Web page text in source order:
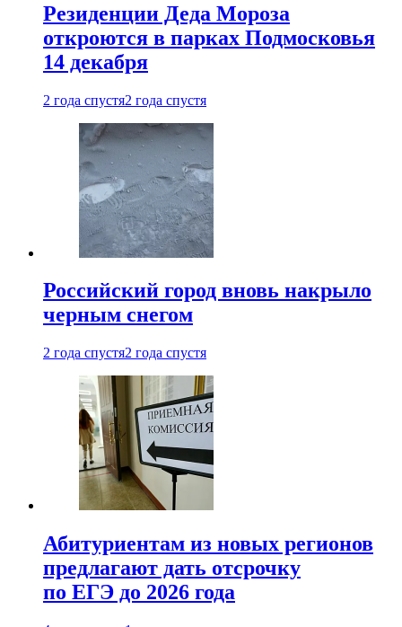
Резиденции Деда Мороза
откроются в парках Подмосковья
14 декабря
2 года спустя2 года спустя
Российский город вновь накрыло
черным снегом
2 года спустя2 года спустя
Абитуриентам из новых регионов
предлагают дать отсрочку
по ЕГЭ до 2026 года